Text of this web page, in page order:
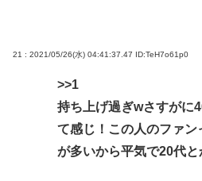
21 : 2021/05/26(水) 04:41:37.47 ID:TeH7o61p0
>>1
持ち上げ過ぎwさすがに
て感じ！この人のファ
が多いから平気で20代